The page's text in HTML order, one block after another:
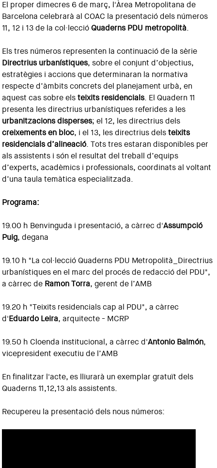
El proper dimecres 6 de març, l'Àrea Metropolitana de
Barcelona celebrarà al COAC la presentació dels números
11, 12 i 13 de la col·lecció Quaderns PDU metropolità.
Els tres números representen la continuació de la sèrie
Directrius urbanístiques, sobre el conjunt d’objectius,
estratègies i accions que determinaran la normativa
respecte d’àmbits concrets del planejament urbà, en
aquest cas sobre elsteixits residencials. El Quadern 11
presenta les directrius urbanístiques referides a les
urbanitzacions disperses; el 12, les directrius dels
creixements en bloc, i el 13, les directrius delsteixits
residencials d’alineació. Tots tres estaran disponibles per
als assistents i són el resultat del treball d’equips
d’experts, acadèmics i professionals, coordinats al voltant
d’una taula temàtica especialitzada.
Programa:
19.00 h Benvinguda i presentació, a càrrec d'Assumpció
Puig, degana
19.10 h "La col·lecció Quaderns PDU Metropolità_Directrius
urbanístiques en el marc del procés de redacció del PDU",
a càrrec de Ramon Torra, gerent de l’AMB
19.20 h "Teixits residencials cap al PDU", a càrrec
d'Eduardo Leira, arquitecte - MCRP
19.50 h Cloenda institucional, a càrrec d'Antonio Balmón,
vicepresident executiu de l’AMB
En finalitzar l'acte, es lliurarà un exemplar gratuït dels
Quaderns 11,12,13 als assistents.
Recupereu la presentació dels nous números: